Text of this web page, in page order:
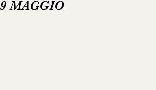
9 MAGGIO